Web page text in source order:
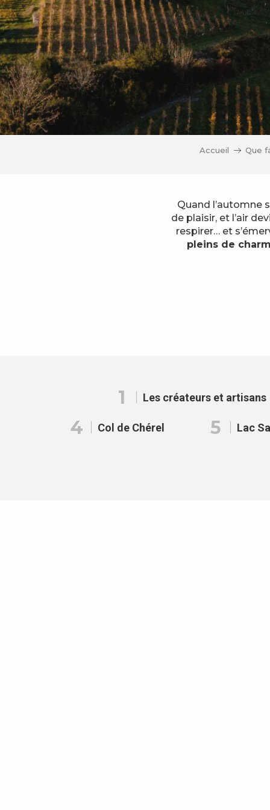
Accueil Que
Quand l’automne
de plaisir, et l’air
respirer… et
pleins de
1 Les créateurs et artisans
4 Col de Chérel 5 Lac